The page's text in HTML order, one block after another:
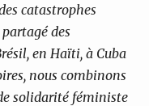
catastrophes
des
en Haïti, à Cuba
nous combinons
solidarité féministe